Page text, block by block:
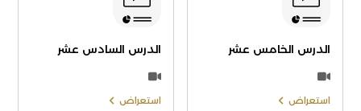
الدرس الخامس عشر
استعراض
الدرس السادس عشر
استعراض